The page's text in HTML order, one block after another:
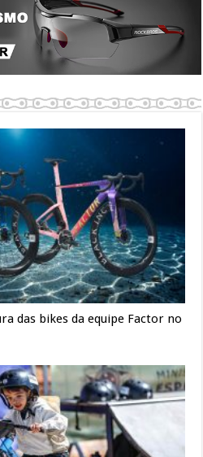
das bikes da equipe Factor no